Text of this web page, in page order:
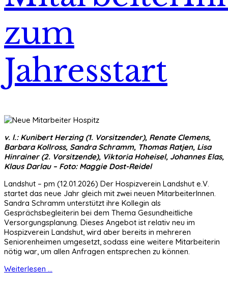
zum
Jahresstart
v. l.: Kunibert Herzing (1. Vorsitzender), Renate Clemens,
Barbara Kollross, Sandra Schramm, Thomas Ratjen, Lisa
Hinrainer (2. Vorsitzende), Viktoria Hoheisel, Johannes Elas,
Klaus Darlau – Foto: Maggie Dost-Reidel
Landshut – pm (12.01.2026) Der Hospizverein Landshut e.V.
startet das neue Jahr gleich mit zwei neuen MitarbeiterInnen.
Sandra Schramm unterstützt ihre Kollegin als
Gesprächsbegleiterin bei dem Thema Gesundheitliche
Versorgungsplanung. Dieses Angebot ist relativ neu im
Hospizverein Landshut, wird aber bereits in mehreren
Seniorenheimen umgesetzt, sodass eine weitere Mitarbeiterin
nötig war, um allen Anfragen entsprechen zu können.
Weiterlesen ...